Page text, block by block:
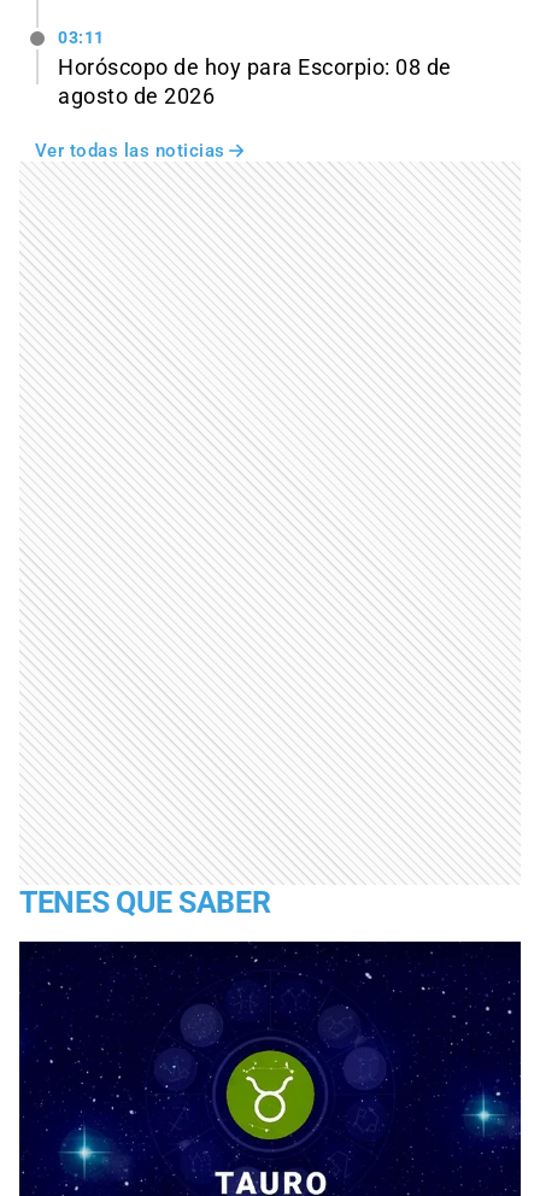
03:11
Horóscopo de hoy para Escorpio: 08 de
agosto de 2026
Ver todas las noticias
TENES QUE SABER